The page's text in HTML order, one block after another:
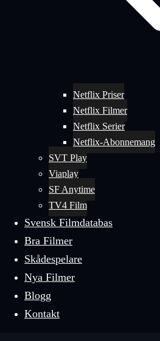
Netflix Priser
Netflix Filmer
Netflix Serier
Netflix-Abonnemang
SVT Play
Viaplay
SF Anytime
TV4 Film
Svensk Filmdatabas
Bra Filmer
Skådespelare
Nya Filmer
Blogg
Kontakt